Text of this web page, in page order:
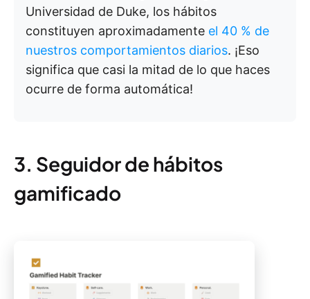
Universidad de Duke, los hábitos
constituyen aproximadamente el 40 % de
nuestros comportamientos diarios. ¡Eso
significa que casi la mitad de lo que haces
ocurre de forma automática!
3. Seguidor de hábitos
gamificado